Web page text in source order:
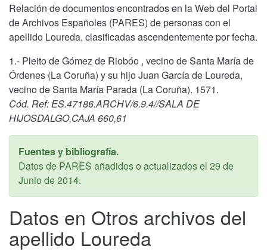
Relación de documentos encontrados en la Web del Portal
de Archivos Españoles (PARES) de personas con el
apellido Loureda, clasificadas ascendentemente por fecha.
1.- Pleito de Gómez de Riobóo , vecino de Santa María de
Órdenes (La Coruña) y su hijo Juan García de Loureda,
vecino de Santa María Parada (La Coruña). 1571.
Cód. Ref: ES.47186.ARCHV/6.9.4//SALA DE
HIJOSDALGO,CAJA 660,61
Fuentes y bibliografía.
Datos de PARES añadidos o actualizados el 29 de
Junio de 2014.
Datos en Otros archivos del
apellido Loureda